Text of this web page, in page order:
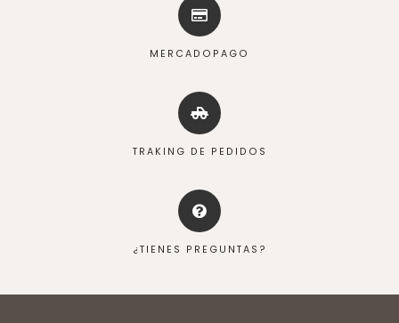
MERCADOPAGO
TRAKING DE PEDIDOS
¿TIENES PREGUNTAS?